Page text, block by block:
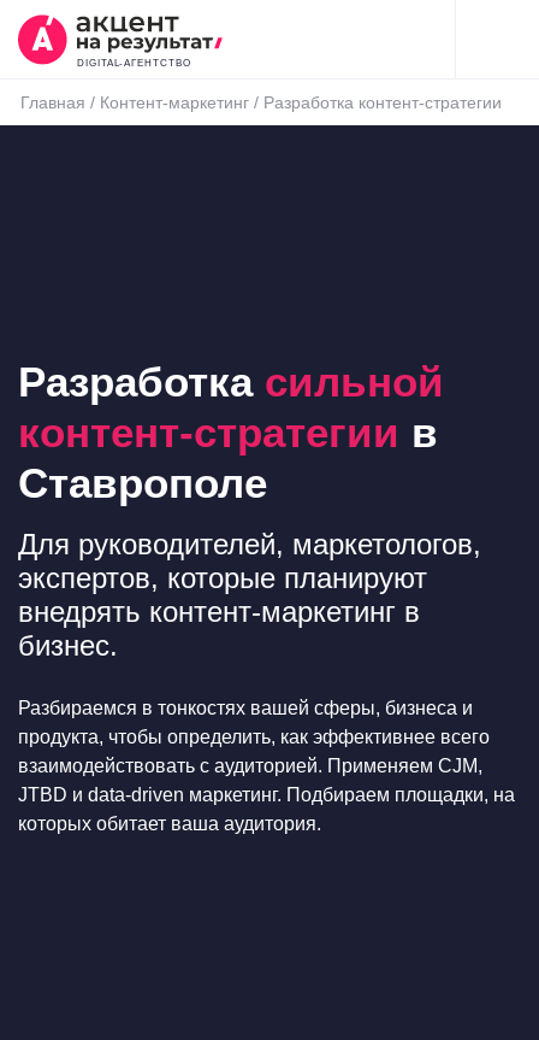
DIGITAL-АГЕНТСТВО
Главная / Контент-маркетинг / Разработка контент-стратегии
Разработка сильной
контент-стратегии в
Ставрополе
Для руководителей, маркетологов,
экспертов, которые планируют
внедрять контент-маркетинг в
бизнес.
Разбираемся в тонкостях вашей сферы, бизнеса и
продукта, чтобы определить, как эффективнее всего
взаимодействовать с аудиторией. Применяем CJM,
JTBD и data-driven маркетинг. Подбираем площадки, на
которых обитает ваша аудитория.